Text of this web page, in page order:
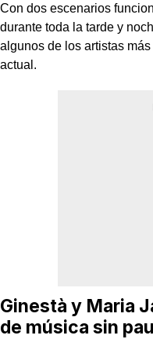
Con dos escenarios
durante toda la tarde y
algunos de los artistas
actual.
Ginestà y Maria
de música sin